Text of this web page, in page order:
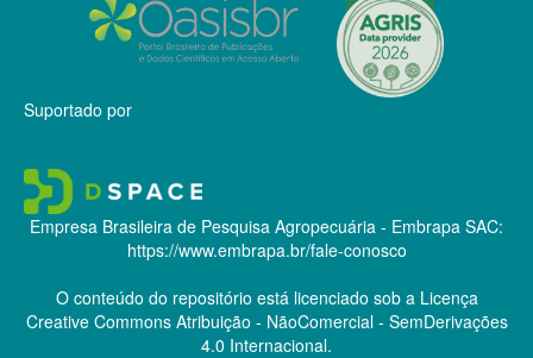
Suportado por
Empresa Brasileira de Pesquisa Agropecuária - Embrapa SAC:
https://www.embrapa.br/fale-conosco
O conteúdo do repositório está licenciado sob a Licença
Creative CommonsAtribuição - NãoComercial - SemDerivações
4.0 Internacional.